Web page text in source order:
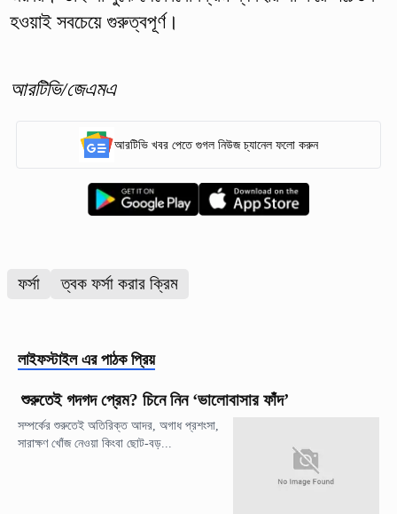
হওয়াই সবচেয়ে গুরুত্বপূর্ণ।
আরটিভি/জেএমএ
আরটিভি খবর পেতে গুগল নিউজ চ্যানেল ফলো করুন
ফর্সা ত্বক ফর্সা করার ক্রিম
লাইফস্টাইল এর পাঠক প্রিয়
শুরুতেই গদগদ প্রেম? চিনে নিন ‘ভালোবাসার ফাঁদ’
সম্পর্কের শুরুতেই অতিরিক্ত আদর, অগাধ প্রশংসা,
সারাক্ষণ খোঁজ নেওয়া কিংবা ছোট-বড়...